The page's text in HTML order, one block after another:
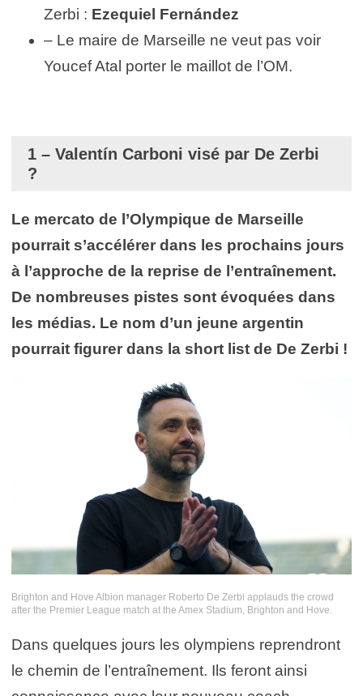
Zerbi : Ezequiel Fernández
– Le maire de Marseille ne veut pas voir
Youcef Atal porter le maillot de l’OM.
1 – Valentín Carboni visé par De Zerbi
?
Le mercato de l’Olympique de Marseille
pourrait s’accélérer dans les prochains jours
à l’approche de la reprise de l’entraînement.
De nombreuses pistes sont évoquées dans
les médias. Le nom d’un jeune argentin
pourrait figurer dans la short list de De Zerbi !
Brighton and Hove Albion manager Roberto De Zerbi applauds the crowd
after the Premier League match at the Amex Stadium, Brighton and Hove.
Dans quelques jours les olympiens reprendront
le chemin de l’entraînement. Ils feront ainsi